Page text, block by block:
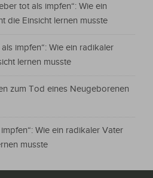
tot als impfen“: Wie ein
die Einsicht lernen musste
impfen“: Wie ein radikaler
lernen musste
zum Tod eines Neugeborenen
Wie ein radikaler Vater
musste